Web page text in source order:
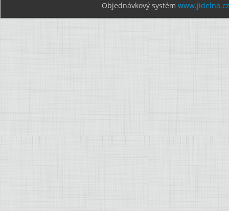
Objednávkový systém www.jidelna.cz